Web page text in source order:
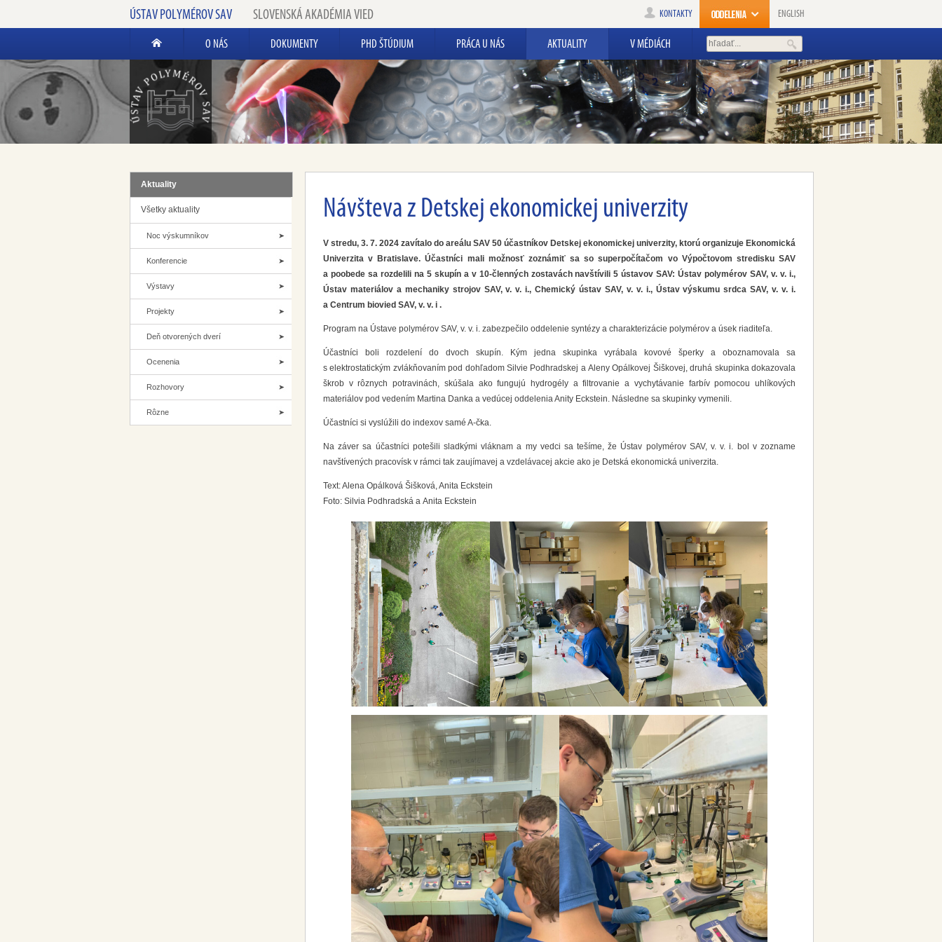
ÚSTAV POLYMÉROV SAV SLOVENSKÁ AKADÉMIA VIED ENGLISH
KONTAKTY
O NÁS DOKUMENTY PHD ŠTÚDIUM PRÁCA U NÁS AKTUALITY V MÉDIÁCH
Aktuality
Všetky aktuality
Noc výskumníkov
Konferencie
Výstavy
Projekty
Deň otvorených dverí
Ocenenia
Rozhovory
Rôzne
Návšteva z Detskej ekonomickej univerzity
V stredu, 3. 7. 2024 zavítalo do areálu SAV 50 účastníkov Detskej ekonomickej univerzity, ktorú organizuje Ekonomická
Univerzita v Bratislave. Účastníci mali možnosť zoznámiť sa so superpočítačom vo Výpočtovom stredisku SAV
a poobede sa rozdelili na 5 skupín a v 10-členných zostavách navštívili 5 ústavov SAV: Ústav polymérov SAV, v. v. i.,
Ústav materiálov a mechaniky strojov SAV, v. v. i., Chemický ústav SAV, v. v. i., Ústav výskumu srdca SAV, v. v. i.
a Centrum biovied SAV, v. v. i .
Program na Ústave polymérov SAV, v. v. i. zabezpečilo oddelenie syntézy a charakterizácie polymérov a úsek riaditeľa.
Účastníci boli rozdelení do dvoch skupín. Kým jedna skupinka vyrábala kovové šperky a oboznamovala sa
s elektrostatickým zvlákňovaním pod dohľadom Silvie Podhradskej a Aleny Opálkovej Šiškovej, druhá skupinka dokazovala
škrob v rôznych potravinách, skúšala ako fungujú hydrogély a filtrovanie a vychytávanie farbív pomocou uhlíkových
materiálov pod vedením Martina Danka a vedúcej oddelenia Anity Eckstein. Následne sa skupinky vymenili.
Účastníci si vyslúžili do indexov samé A-čka.
Na záver sa účastníci potešili sladkými vláknam a my vedci sa tešíme, že Ústav polymérov SAV, v. v. i. bol v zozname
navštívených pracovísk v rámci tak zaujímavej a vzdelávacej akcie ako je Detská ekonomická univerzita.
Text: Alena Opálková Šišková, Anita Eckstein
Foto: Silvia Podhradská a Anita Eckstein